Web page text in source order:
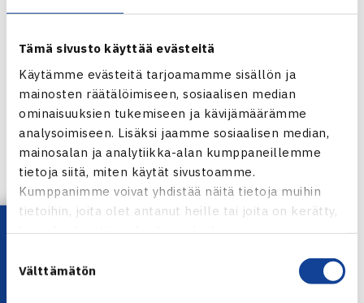
Tämä sivusto käyttää evästeitä
Käytämme evästeitä tarjoamamme sisällön ja
mainosten räätälöimiseen, sosiaalisen median
ominaisuuksien tukemiseen ja kävijämäärämme
analysoimiseen. Lisäksi jaamme sosiaalisen median,
mainosalan ja analytiikka-alan kumppaneillemme
tietoja siitä, miten käytät sivustoamme.
Kumppanimme voivat yhdistää näitä tietoja muihin
tietoihin, joita olet antanut heille tai joita on kerätty,
kun olet käyttänyt heidän palvelujaan.
valinta
Välttämätön
Naisten E-luokka kaksinpeli:
1. Annu Sonninen, SoTS | Tiina Tissari, HVS
Miesten E-luokka kaksinpeli:
1. Olli Leino, KeTS | 2. Jari Eskola, KVS
Lue ja katso lisää kuviaOulun Verkkopalloseuran
Facebook-sivuilla
. Seuraava Luokkamestaruussarjan
Lataa OmaTennis!